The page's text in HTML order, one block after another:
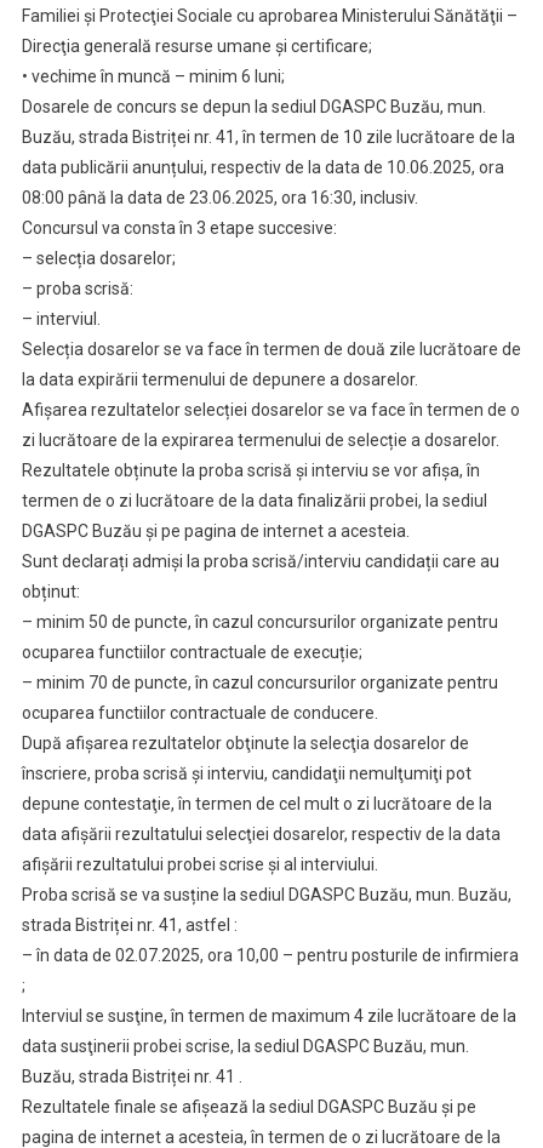
Familiei şi Protecţiei Sociale cu aprobarea Ministerului Sănătăţii –
Direcţia generală resurse umane şi certificare;
• vechime în muncă – minim 6 luni;
Dosarele de concurs se depun la sediul DGASPC Buzău, mun.
Buzău, strada Bistriței nr. 41, în termen de 10 zile lucrătoare de la
data publicării anunțului, respectiv de la data de 10.06.2025, ora
08:00 până la data de 23.06.2025, ora 16:30, inclusiv.
Concursul va consta în 3 etape succesive:
– selecția dosarelor;
– proba scrisă:
– interviul.
Selecția dosarelor se va face în termen de două zile lucrătoare de
la data expirării termenului de depunere a dosarelor.
Afișarea rezultatelor selecției dosarelor se va face în termen de o
zi lucrătoare de la expirarea termenului de selecție a dosarelor.
Rezultatele obținute la proba scrisă și interviu se vor afișa, în
termen de o zi lucrătoare de la data finalizării probei, la sediul
DGASPC Buzău şi pe pagina de internet a acesteia.
Sunt declarați admiși la proba scrisă/interviu candidații care au
obținut:
– minim 50 de puncte, în cazul concursurilor organizate pentru
ocuparea functiilor contractuale de execuție;
– minim 70 de puncte, în cazul concursurilor organizate pentru
ocuparea functiilor contractuale de conducere.
După afişarea rezultatelor obţinute la selecţia dosarelor de
înscriere, proba scrisă şi interviu, candidaţii nemulţumiţi pot
depune contestaţie, în termen de cel mult o zi lucrătoare de la
data afişării rezultatului selecţiei dosarelor, respectiv de la data
afişării rezultatului probei scrise şi al interviului.
Proba scrisă se va susține la sediul DGASPC Buzău, mun. Buzău,
strada Bistriței nr. 41, astfel :
– în data de 02.07.2025, ora 10,00 – pentru posturile de infirmiera
;
Interviul se susţine, în termen de maximum 4 zile lucrătoare de la
data susţinerii probei scrise, la sediul DGASPC Buzău, mun.
Buzău, strada Bistriței nr. 41 .
Rezultatele finale se afişează la sediul DGASPC Buzău şi pe
pagina de internet a acesteia, în termen de o zi lucrătoare de la